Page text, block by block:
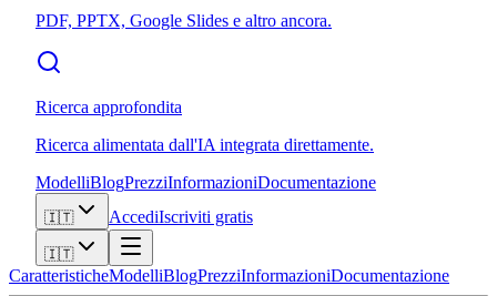
PDF, PPTX, Google Slides e altro ancora.
Ricerca approfondita
Ricerca alimentata dall'IA integrata direttamente.
ModelliBlogPrezziInformazioniDocumentazione
🇮🇹 AccediIscriviti gratis
🇮🇹
CaratteristicheModelliBlogPrezziInformazioniDocumentazione